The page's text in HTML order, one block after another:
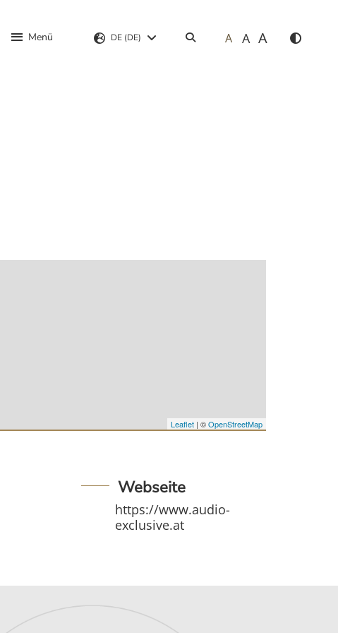
Menü DE (DE) SuchenA A A
Leaflet | ©OpenStreetMap
Webseite
https://www.audio-
exclusive.at